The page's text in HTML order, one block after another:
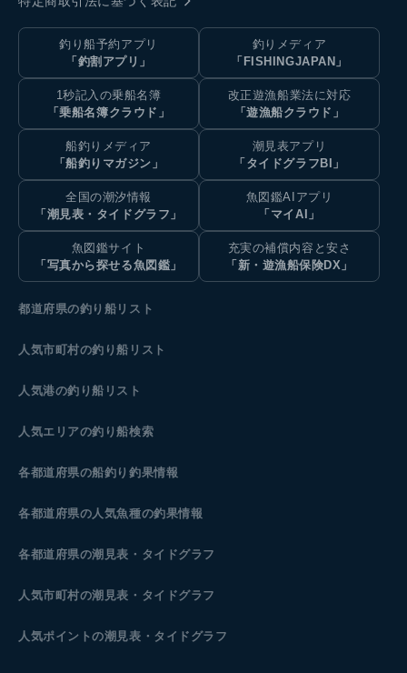
釣り船予約アプリ
「釣割アプリ」
釣りメディア
「FISHINGJAPAN」
1秒記入の乗船名簿
「乗船名簿クラウド」
改正遊漁船業法に対応
「遊漁船クラウド」
船釣りメディア
「船釣りマガジン」
潮見表アプリ
「タイドグラフBI」
全国の潮汐情報
「潮見表・タイドグラフ」
魚図鑑AIアプリ
「マイAI」
魚図鑑サイト
「写真から探せる魚図鑑」
充実の補償内容と安さ
「新・遊漁船保険DX」
都道府県の釣り船リスト
人気市町村の釣り船リスト
人気港の釣り船リスト
人気エリアの釣り船検索
各都道府県の船釣り釣果情報
各都道府県の人気魚種の釣果情報
各都道府県の潮見表 ・タイドグラフ
人気市町村の潮見表・タイドグラフ
人気ポイントの潮見表・タイドグラフ